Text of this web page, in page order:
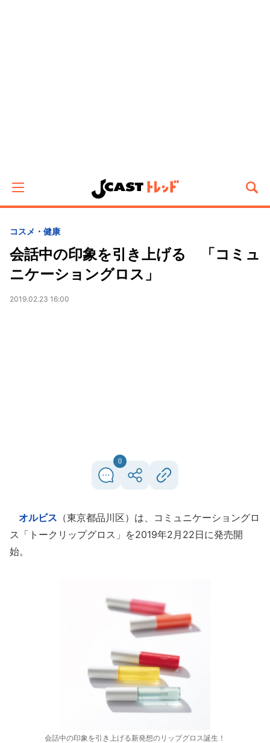
コスメ・健康
会話中の印象を引き上げる 「コミュ
ニケーショングロス」
2019.02.23 16:00
0
オルビス （東京都品川区）は、コミュニケーショングロ
ス「トークリップグロス」を2019年2月22日に発売開
始。
会話中の印象を引き上げる新発想のリップグロス誕生！